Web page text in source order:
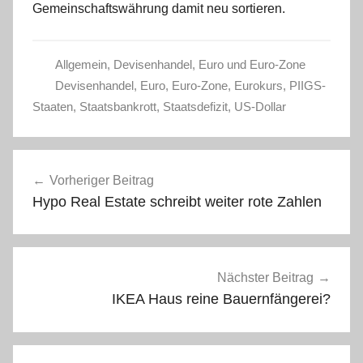
Gemeinschaftswährung damit neu sortieren.
Allgemein, Devisenhandel, Euro und Euro-Zone
Devisenhandel, Euro, Euro-Zone, Eurokurs, PIIGS-
Staaten, Staatsbankrott, Staatsdefizit, US-Dollar
Vorheriger Beitrag
Hypo Real Estate schreibt weiter rote Zahlen
Nächster Beitrag
IKEA Haus reine Bauernfängerei?